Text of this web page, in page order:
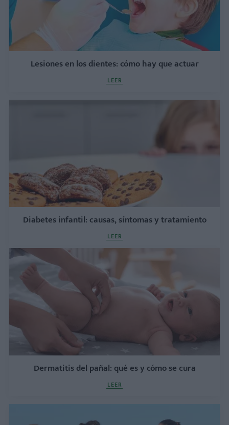
Lesiones en los dientes: cómo hay que actuar
LEER
Diabetes infantil: causas, síntomas y tratamiento
LEER
Dermatitis del pañal: qué es y cómo se cura
LEER